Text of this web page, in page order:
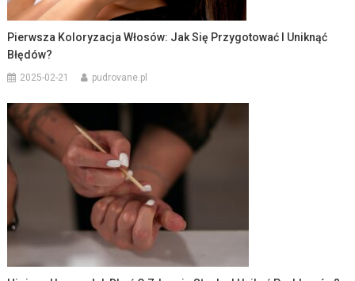
Pierwsza Koloryzacja Włosów: Jak Się Przygotować I Uniknąć
Błędów?
2025-02-21 pudrovane.pl